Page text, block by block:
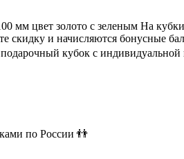
мм цвет золото с зеленым На
скидку и начисляются бонусные
кубок с индивидуальной
по России 👬